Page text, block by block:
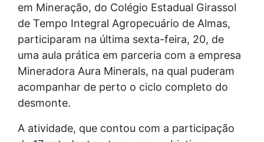
em Mineração, do Colégio Estadual Girassol
de Tempo Integral Agropecuário de Almas,
participaram na última sexta-feira, 20, de
uma aula prática em parceria com a empresa
Mineradora Aura Minerals, na qual puderam
acompanhar de perto o ciclo completo do
desmonte.
A atividade, que contou com a participação